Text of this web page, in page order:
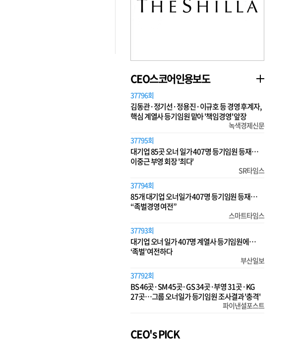
CEO스코어인용보도
37796회
김동관·정기선·정용진·이규호 등 경영 후계자,
핵심 계열사 등기임원 맡아 '책임경영' 앞장
녹색경제신문
37795회
대기업 85곳 오너 일가 407명 등기임원 등재…
이중근 부영 회장 '최다'
SR타임스
37794회
85개 대기업 오너일가 407명 등기임원 등재…
“족벌경영 여전”
스마트타임스
37793회
대기업 오너 일가 407명 계열사 등기임원에…
‘족벌’ 여전하다
부산일보
37792회
BS 46곳·SM 45곳·GS 34곳·부영 31곳·KG
27곳…그룹 오너일가 등기임원 조사결과 '충격'
파이낸셜포스트
CEO's PICK